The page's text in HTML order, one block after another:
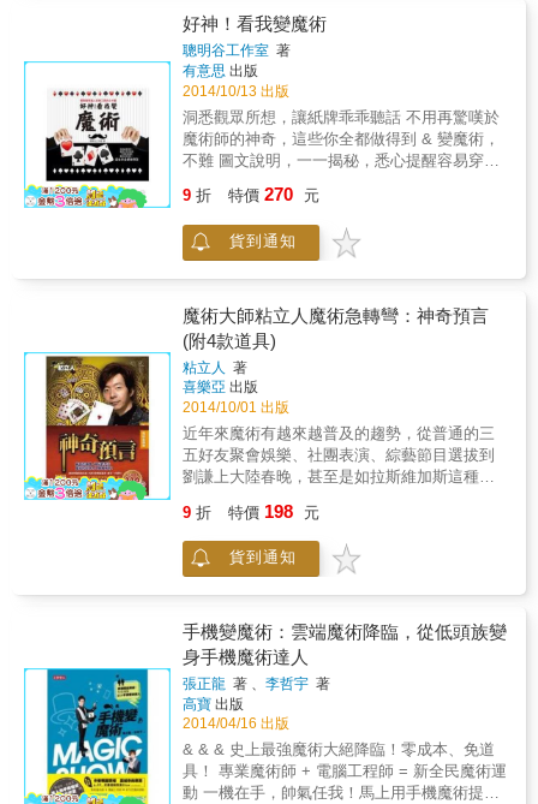
成功，也總有一天會成功。」 ● 李冠毅 香港撲
克界運動員：「找一件自己熱情的事，然後All
in！」 ● Kinglune 2017年稱霸亞洲
Pokerstars：「我未曾選擇過Poker成為職業，
而是Poker選擇了我。」 ● Sparrow 香港撲克教
主：「Practice make perfect！」 ● Stephen
香港撲克哲學家：「Poker有趣之處是赤裸地顯
露佛家的無常。」 ● 戴興雄 台灣撲克革命先
鋒：「用撲克走向世界，讓世界走進台灣。」
個撲克牌魔術。在編寫過程中排除許多專業高
深的技術與原理，以各種詳細圖片來描述魔術
的每一個步驟，讓大家能夠輕鬆愉快地學習。
書中以圖片為主，讀者可以清晰模仿書中的每
一個步驟。對於魔術愛好者來說，這些簡單技
巧便可以滿足需求。當你掌握當中訣竅，表演
給朋友看後，會在對方心中留下難忘的印象。
這時，實際上你已經開始感受魔術世界的魅力
了。 當然，我們在閱讀本書的同時，會自然地
深入認識魔術的本質，更加深刻地理解魔術，
只要認識到魔術背後的緣由，一切籠罩著魔術
的神祕面紗便會被輕輕地揭去。確實有許多魔
演出，也就是說是表演者的語言、表情及其場
景布置等所營造出的一種氣氛而已。 當我們認
識到這些後，生活中就會充滿魔術的影子，只
要用心掌握其中的玄機並勤加練習，身邊的物
品均能化作魔術道具，用以進行各種魔術表
演，讓魔術來調劑我們的生活，把快樂傳遞給
每個人。 一看就懂，3分鐘就上手， 移形幻
影、隔空取物、心電感應、偷天換日， 讓人目
瞪口呆的精彩表演， 立刻炒熱場子，約會、聊
天、把妹都適用 本書特色 １．破解魔術界的祕
照，文字解說詳細，方便操作，快速上手。
３．提供讓魔術表演更生動、吸引人的過場手
法和話術技巧，勾起觀眾好奇心，讓你快速成
１００種撲克牌魔術，方便在聊天、把妹或需
要炒熱氣氛的場合表演。 ５．令人意想不到的
魔術表演，包含讓牌位移、變花色、消失、出
現、剪斷再還原等，還能用來讀心、預言，玩
法不同，變化萬千，方便讀者舉一反三。 魔幻
推薦 「大多數魔術師，練習魔術的起點，都是
由撲克牌開始，再慢慢拓展到其他魔術，因為
撲克牌有便宜，便於㩦帶，且效果眾多的好
好神！看我變魔術
聰明谷工作室 著
有意思 出版
2014/10/13 出版
洞悉觀眾所想，讓紙牌乖乖聽話 不用再驚嘆於
魔術師的神奇，這些你全都做得到 & 變魔術，
不難 圖文說明，一一揭秘，悉心提醒容易穿幫
術的幻炫 & 公司辦活動，臨時要上台表演，本
書是最佳救急法寶 和心儀的女孩出門，變個魔
術，曖昧指數肯定再升級 親友聚會，隨意露個
9 折 特價 270 元
貨到通知
魔術大師粘立人魔術急轉彎：神奇預言
(附4款道具)
粘立人
著
喜樂亞 出版
2014/10/01 出版
近年來魔術有越來越普及的趨勢，從普通的三
五好友聚會娛樂、社團表演、綜藝節目選拔到
劉謙上大陸春晚，甚至是如拉斯維加斯這種國
度越來越高，魔術師和魔術表演不再這麼神秘
且深不可測。以國內知名的魔術師 ─ 粘立人老
師為主要取法對象，為了讓魔術能更深入底層
師，並從簡單的魔術中學習科學原理，每個人
都能從魔術中快樂學習，進而成為一個小小魔
術師。
9 折 特價 198 元
貨到通知
手機變魔術：雲端魔術降臨，從低頭族變
身手機魔術達人
張正龍 著 、李哲宇 著
高寶 出版
2014/04/16 出版
& & & 史上最強魔術大絕降臨！零成本、免道
具！ 專業魔術師 + 電腦工程師 = 新全民魔術運
動 一機在手，帥氣任我！馬上用手機魔術提升